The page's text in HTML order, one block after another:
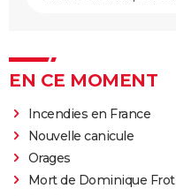
EN CE MOMENT
Incendies en France
Nouvelle canicule
Orages
Mort de Dominique Frot